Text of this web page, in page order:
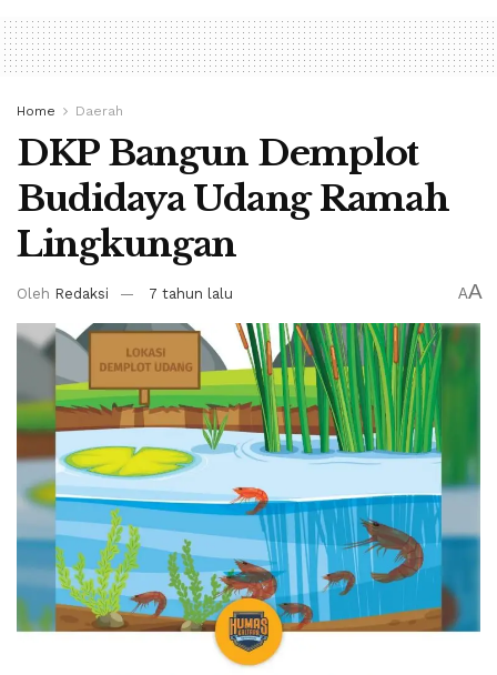
Home Daerah
DKP Bangun Demplot
Budidaya Udang Ramah
Lingkungan
Oleh Redaksi 7 tahun lalu AA